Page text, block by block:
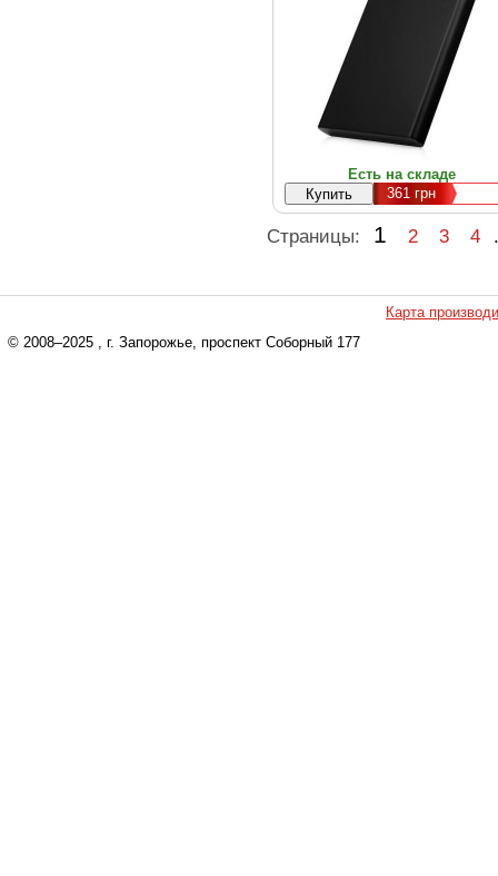
Есть на складе
361грн
Страницы: 1 2 3 4
Карта
© 2008–2025 , г. Запорожье, проспект Соборный 177